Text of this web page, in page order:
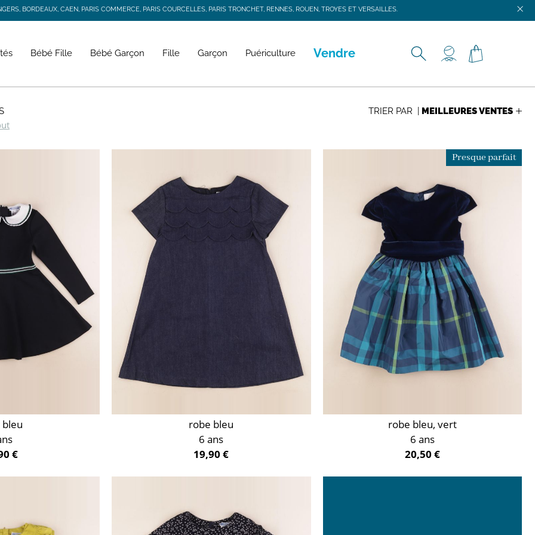
BORDEAUX, CAEN, PARIS COMMERCE, PARIS COURCELLES, PARIS TRONCHET, RENNES, ROUEN, TROYES ET VERSAILLES.
Bébé Fille Bébé Garçon Fille Garçon Puériculture Vendre
TRIER PAR |
€
robe bleu
6 ans
19,90 €
Presque parfait
robe bleu, vert
6 ans
20,50 €